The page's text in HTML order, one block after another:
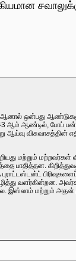
ஒன்பது
ஆம் ஆண்டில், போப்
விசுவாசத்தின்
மற்றும்
பாதித்தன.
வளர்கின்றன.
இஸ்லாம் மற்றும்